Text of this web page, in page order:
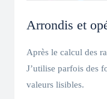
Arrondis et
Après le calcul des
J’utilise parfois des
valeurs lisibles.